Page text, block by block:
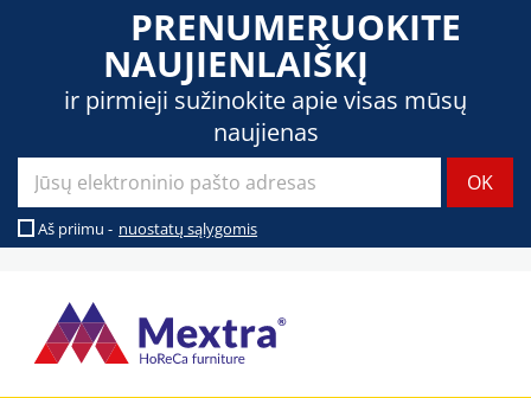
PRENUMERUOKITE
NAUJIENLAIŠKĮ
ir pirmieji sužinokite apie visas mūsų
naujienas
Aš priimu - nuostatų sąlygomis